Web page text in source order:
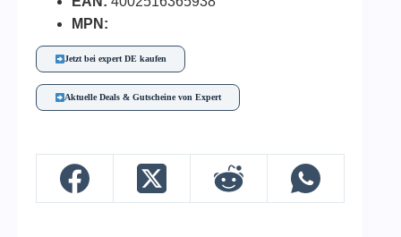
MPN:
Jetzt bei expert DE kaufen
Aktuelle Deals & Gutscheine von Expert